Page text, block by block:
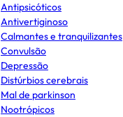
Antipsicóticos
Antivertiginoso
Calmantes e tranquilizantes
Convulsão
Depressão
Distúrbios cerebrais
Mal de parkinson
Nootrópicos